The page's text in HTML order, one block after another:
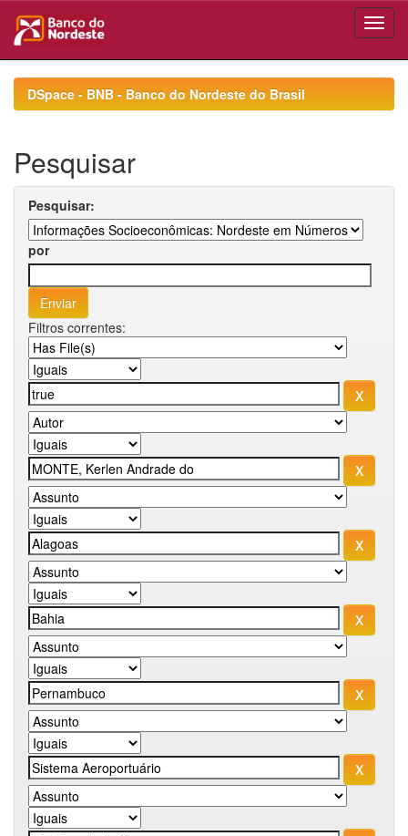
navigationDSpace - BNB - Banco do Nordeste do Brasil
Pesquisar
Pesquisar:
por
Filtros correntes: